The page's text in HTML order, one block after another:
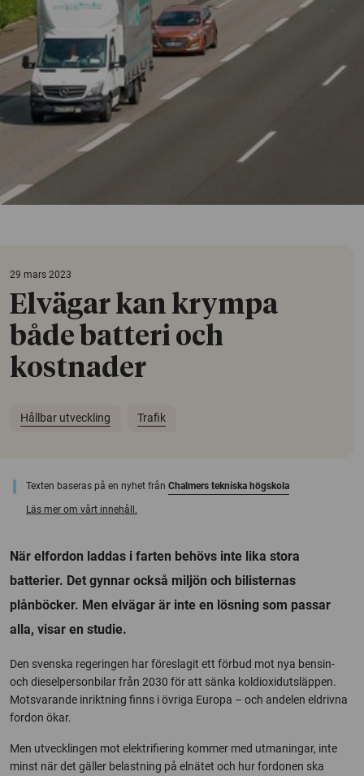
29 mars 2023
Elvägar kan krympa
både batteri och
kostnader
Hållbar utveckling Trafik
Texten baseras på en nyhet från Chalmers tekniska högskola
Läs mer om vårt innehåll.
När elfordon laddas i farten behövs inte lika stora
batterier. Det gynnar också miljön och bilisternas
plånböcker. Men elvägar är inte en lösning som passar
alla, visar en studie.
Den svenska regeringen har föreslagit ett förbud mot nya bensin-
och dieselpersonbilar från 2030 för att sänka koldioxidutsläppen.
Motsvarande inriktning finns i övriga Europa – och andelen eldrivna
fordon ökar.
Men utvecklingen mot elektrifiering kommer med utmaningar, inte
minst när det gäller belastning på elnätet och hur fordonen ska